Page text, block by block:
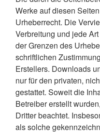
Werke auf diesen
Urheberrecht. Die
Verbreitung und jede
der Grenzen des
schriftlichen
Erstellers. Downloads
nur für den privaten,
gestattet. Soweit die
Betreiber erstellt
Dritter beachtet.
als solche